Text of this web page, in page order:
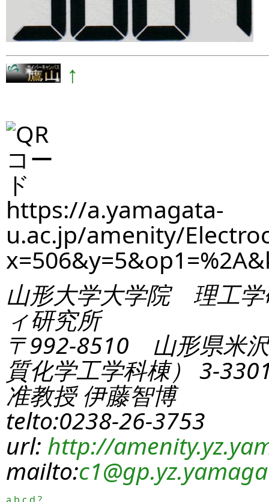
↑
https://a.yamagata-
u.ac.jp/amenity/
山形大学大学院 理工学
ィ研究所
〒992-8510 山形県米
質化学工学科棟） 3-
准教授 伊藤智博
telto:0238-26-3753
url: http://
mailto:c1